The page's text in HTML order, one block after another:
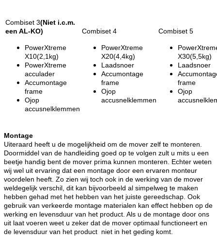
Combiset 3(Niet i.c.m.
een AL-KO)
PowerXtreme
X10(2,1kg)
PowerXtreme
acculader
Accumontage
frame
Ojop
accusnelklemmen
Combiset 4
PowerXtreme
X20(4,4kg)
Laadsnoer
Accumontage
frame
Ojop
accusnelklemmen
Combiset 5
X30(5,5kg)
Laadsnoer
frame
Ojop
Montage
Uiteraard heeft u de mogelijkheid om de mover zelf te monteren.
Doormiddel van de handleiding goed op te volgen zult u mits u een
beetje handig bent de mover prima kunnen monteren. Echter weten
wij wel uit ervaring dat een montage door een ervaren monteur
voordelen heeft. Zo zien wij toch ook in de werking van de mover
weldegelijk verschil, dit kan bijvoorbeeld al simpelweg te maken
hebben gehad met het hebben van het juiste gereedschap. Ook
gebruik van verkeerde montage materialen kan effect hebben op de
werking en levensduur van het product. Als u de montage door ons
uit laat voeren weet u zeker dat de mover optimaal functioneert en
de levensduur van het product niet in het geding komt.